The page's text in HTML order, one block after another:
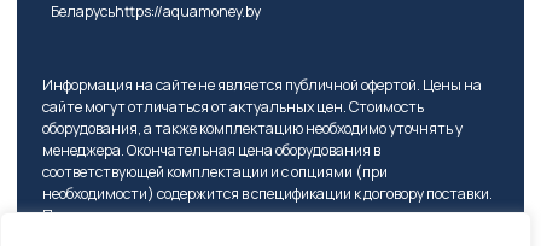
Беларусьhttps://aquamoney.by
Информация на сайте не является публичной офертой. Цены на
сайте могут отличаться от актуальных цен. Стоимость
оборудования, а также комплектацию необходимо уточнять у
менеджера. Окончательная цена оборудования в
соответствующей комплектации и с опциями (при
необходимости) содержится в спецификации к договору поставки.
Перед подписанием договора поставки покупателю надлежит